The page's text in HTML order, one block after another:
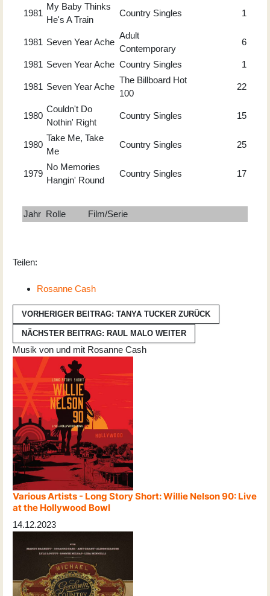
1981
My Baby Thinks
He's A Train
Country Singles 1
1981 Seven Year Ache
Adult
Contemporary
6
1981 Seven Year Ache Country Singles 1
1981 Seven Year Ache
The Billboard Hot
100
22
1980
Couldn't Do
Nothin' Right
Country Singles 15
1980
Take Me, Take
Me
Country Singles 25
1979
No Memories
Hangin' Round
Country Singles 17
Jahr Rolle Film/Serie
Teilen:
Rosanne Cash
VORHERIGER BEITRAG: TANYA TUCKER ZURÜCK
NÄCHSTER BEITRAG: RAUL MALO WEITER
Musik von und mit Rosanne Cash
Various Artists - Long Story Short: Willie Nelson 90: Live
at the Hollywood Bowl
14.12.2023